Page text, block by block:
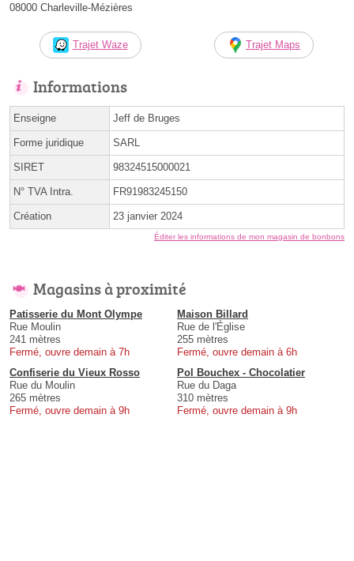
08000 Charleville-Mézières
Trajet Waze Trajet Maps
Informations
Enseigne Jeff de Bruges
Forme juridique SARL
SIRET 98324515000021
N° TVA Intra. FR91983245150
Création 23 janvier 2024
Éditer les informations de mon magasin de bonbons
Magasins à proximité
Patisserie du Mont Olympe
Rue Moulin
241 mètres
Fermé, ouvre demain à 7h
Maison Billard
Rue de l'Église
255 mètres
Fermé, ouvre demain à 6h
Confiserie du Vieux Rosso
Rue du Moulin
265 mètres
Fermé, ouvre demain à 9h
Pol Bouchex - Chocolatier
Rue du Daga
310 mètres
Fermé, ouvre demain à 9h